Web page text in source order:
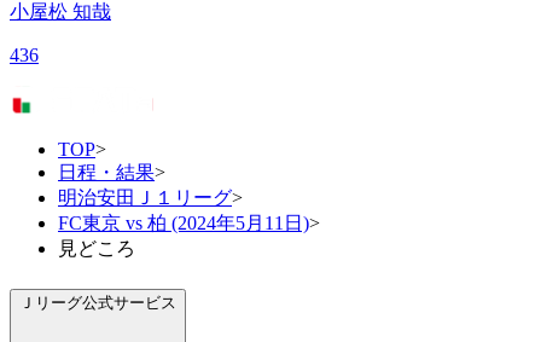
小屋松 知哉
436
TOP>
日程・結果>
明治安田Ｊ１リーグ>
FC東京 vs 柏 (2024年5月11日)>
見どころ
Ｊリーグ公式サービス